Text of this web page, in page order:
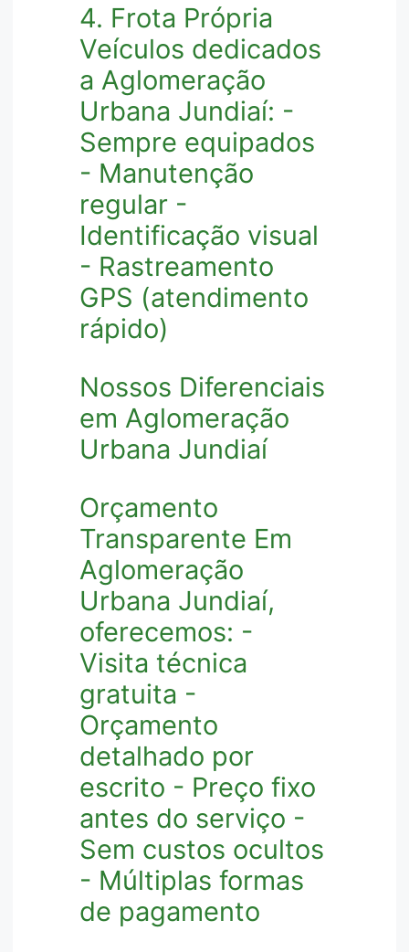
4. Frota Própria
Veículos dedicados
a Aglomeração
Urbana Jundiaí: -
Sempre equipados
- Manutenção
regular -
Identificação visual
- Rastreamento
GPS (atendimento
rápido)
Nossos Diferenciais
em Aglomeração
Urbana Jundiaí
Orçamento
Transparente Em
Aglomeração
Urbana Jundiaí,
oferecemos: -
Visita técnica
gratuita -
Orçamento
detalhado por
escrito - Preço fixo
antes do serviço -
Sem custos ocultos
- Múltiplas formas
de pagamento